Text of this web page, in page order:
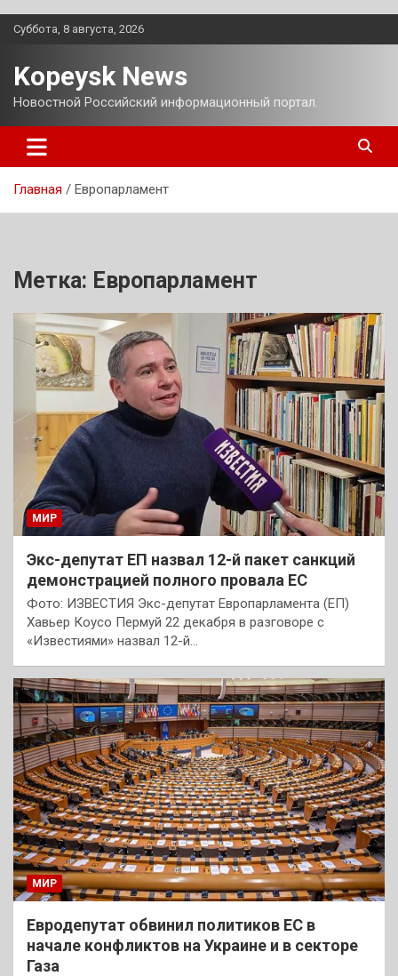
Перейти
Суббота, 8 августа, 2026
Kopeysk News
Новостной Российский информационный портал.
Главная Европарламент
Метка: Европарламент
МИР
Экс-депутат ЕП назвал 12-й пакет санкций
демонстрацией полного провала ЕС
Фото: ИЗВЕСТИЯ Экс-депутат Европарламента (ЕП)
Хавьер Коусо Пермуй 22 декабря в разговоре с
«Известиями» назвал 12-й…
МИР
Евродепутат обвинил политиков ЕС в
начале конфликтов на Украине и в секторе
Газа